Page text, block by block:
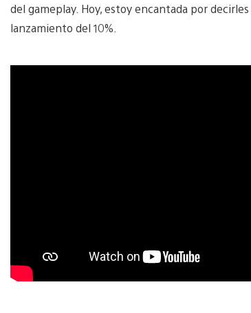
del gameplay. Hoy, estoy encantada por
lanzamiento del 10%.